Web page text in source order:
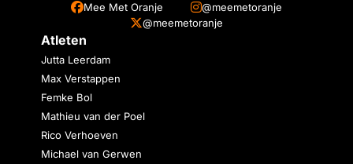
Mee Met Oranje
@meemetoranje
@meemetoranje
Atleten
Jutta Leerdam
Max Verstappen
Femke Bol
Mathieu van der Poel
Rico Verhoeven
Michael van Gerwen